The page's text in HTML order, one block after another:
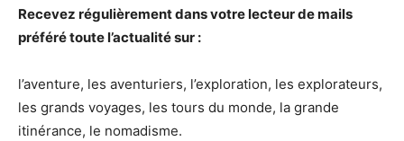
Recevez régulièrement dans votre lecteur de mails
préféré toute l’actualité sur :
l’aventure, les aventuriers, l’exploration, les explorateurs,
les grands voyages, les tours du monde, la grande
itinérance, le nomadisme.